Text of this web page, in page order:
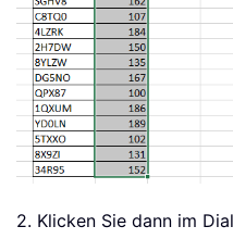
2. Klicken Sie dann im